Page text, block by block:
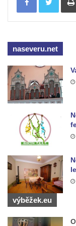
Metují
Javor klen v
Památný buk v
Nivní dub v
Lípa republiky v
Strom svobody
vzpoury v
Jírovec u
Lípa malolistá
Mělníku
Strom
části Budyně
Lípa na
naseveru.net
výběžek.eu